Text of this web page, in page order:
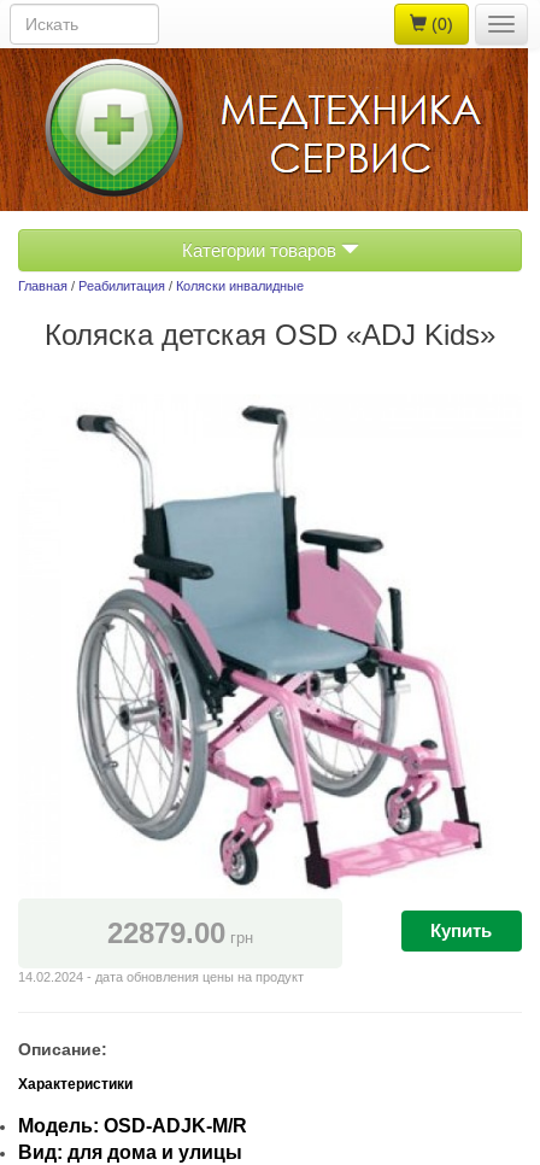
(0)
Категории товаров
Главная / Реабилитация / Коляски инвалидные
Коляска детская OSD «ADJ Kids»
22879.00грн
14.02.2024 - дата обновления цены на продукт
Купить
Описание:
Характеристики
Модель: OSD-ADJK-M/R
Вид: для дома и улицы